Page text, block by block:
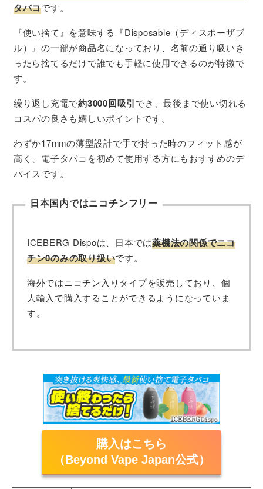
タバコです。
『使い捨て』を意味する『Disposable（ディスポーザブ
ル）』の一部が商品名になっており、名前の通り吸いき
ったら捨てるだけで誰でも手軽に使用できるのが特徴で
す。
繰り返し充電で約3000回吸引でき、最後まで使い切れる
コスパの良さも嬉しいポイントです。
わずか17mmの薄型設計で手で持った時のフィット感が
高く、電子タバコを初めて使用する方にもおすすめのデ
バイスです。
日本国内ではニコチンフリー
ICEBERG Dispoは、日本では薬機法の関係でニコ
チン0のみの取り扱いです。
海外ではニコチン入りタイプを販売しており、個
人輸入で購入することができるようになっていま
す。
購入はこちら
（Beyond Vape Japan公式）